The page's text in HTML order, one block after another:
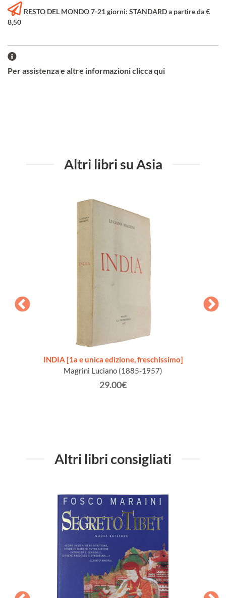
RESTO DEL MONDO 7-21 giorni: STANDARD a partire da €
8,50
Per assistenza e altre informazioni clicca qui
Altri libri su Asia
INDIA [1a e unica edizione, freschissimo]
Magrini Luciano (1885-1957)
29.00€
Altri libri consigliati